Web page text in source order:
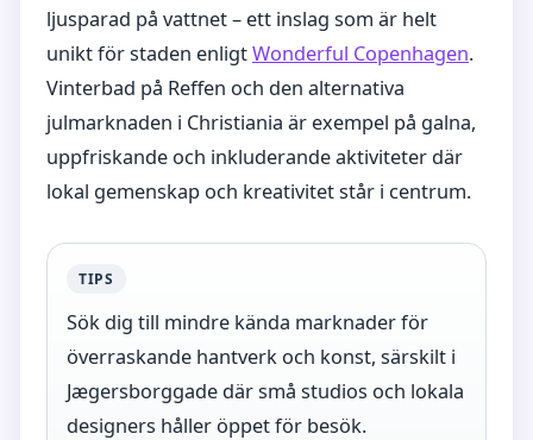
ljusparad på vattnet – ett inslag som är helt
unikt för staden enligtWonderful Copenhagen.
Vinterbad på Reffen och den alternativa
julmarknaden i Christiania är exempel på galna,
uppfriskande och inkluderande aktiviteter där
lokal gemenskap och kreativitet står i centrum.
TIPS
Sök dig till mindre kända marknader för
överraskande hantverk och konst, särskilt i
Jægersborggade där små studios och lokala
designers håller öppet för besök.